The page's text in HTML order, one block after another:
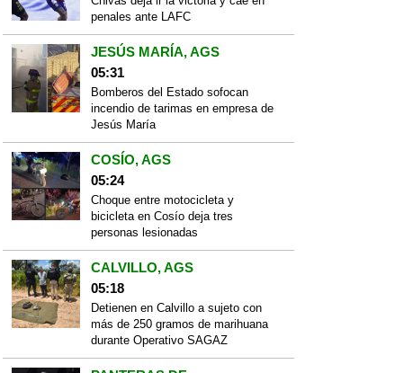
penales ante LAFC
JESÚS MARÍA, AGS
05:31
Bomberos del Estado sofocan
incendio de tarimas en empresa de
Jesús María
COSÍO, AGS
05:24
Choque entre motocicleta y
bicicleta en Cosío deja tres
personas lesionadas
CALVILLO, AGS
05:18
Detienen en Calvillo a sujeto con
más de 250 gramos de marihuana
durante Operativo SAGAZ